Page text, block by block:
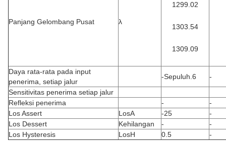
Panjang Gelombang Pusat λ
1299.02
1303.54
1309.09
Daya rata-rata pada input
penerima, setiap jalur
-Sepuluh.6
-
Sensitivitas penerima setiap jalur
Refleksi penerima
-
-
Los Assert
LosA -25
-
Los Dessert
Kehilangan -
-
Los Hysteresis
LosH 0.5 -